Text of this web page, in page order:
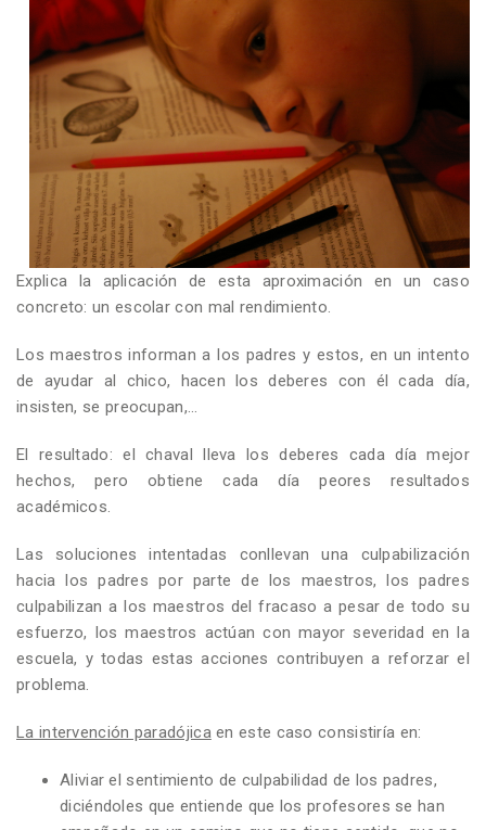
Explica la aplicación de esta aproximación en un caso
concreto: un escolar con mal rendimiento.
Los maestros informan a los padres y estos, en un intento
de ayudar al chico, hacen los deberes con él cada día,
insisten, se preocupan,…
El resultado: el chaval lleva los deberes cada día mejor
hechos, pero obtiene cada día peores resultados
académicos.
Las soluciones intentadas conllevan una culpabilización
hacia los padres por parte de los maestros, los padres
culpabilizan a los maestros del fracaso a pesar de todo su
esfuerzo, los maestros actúan con mayor severidad en la
escuela, y todas estas acciones contribuyen a reforzar el
problema.
La intervención paradójicaen este caso consistiría en:
Aliviar el sentimiento de culpabilidad de los padres,
diciéndoles que entiende que los profesores se han